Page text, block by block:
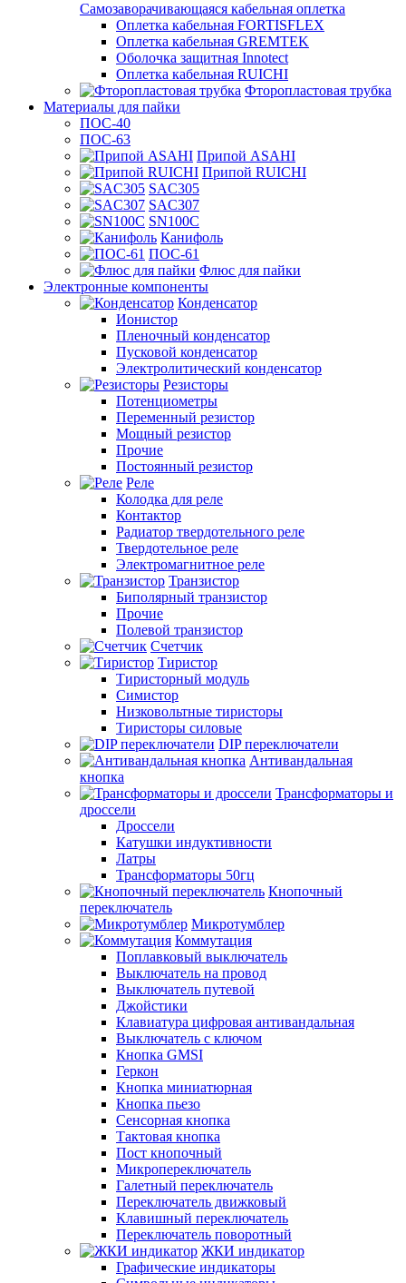
Самозаворачивающаяся кабельная оплетка
Оплетка кабельная FORTISFLEX
Оплетка кабельная GREMTEK
Оболочка защитная Innotect
Оплетка кабельная RUICHI
Фторопластовая трубка
Материалы для пайки
ПОС-40
ПОС-63
Припой ASAHI
Припой RUICHI
SAC305
SAC307
SN100C
Канифоль
ПОС-61
Флюс для пайки
Электронные компоненты
Конденсатор
Ионистор
Пленочный конденсатор
Пусковой конденсатор
Электролитический конденсатор
Резисторы
Потенциометры
Переменный резистор
Мощный резистор
Прочие
Постоянный резистор
Реле
Колодка для реле
Контактор
Радиатор твердотельного реле
Твердотельное реле
Электромагнитное реле
Транзистор
Биполярный транзистор
Прочие
Полевой транзистор
Счетчик
Тиристор
Тиристорный модуль
Симистор
Низковольтные тиристоры
Тиристоры силовые
DIP переключатели
Антивандальная
кнопка
Трансформаторы и
дроссели
Дроссели
Катушки индуктивности
Латры
Трансформаторы 50гц
Кнопочный
переключатель
Микротумблер
Коммутация
Поплавковый выключатель
Выключатель на провод
Выключатель путевой
Джойстики
Клавиатура цифровая антивандальная
Выключатель с ключом
Кнопка GMSI
Геркон
Кнопка миниатюрная
Кнопка пьезо
Сенсорная кнопка
Тактовая кнопка
Пост кнопочный
Микропереключатель
Галетный переключатель
Переключатель движковый
Клавишный переключатель
Переключатель поворотный
ЖКИ индикатор
Графические индикаторы